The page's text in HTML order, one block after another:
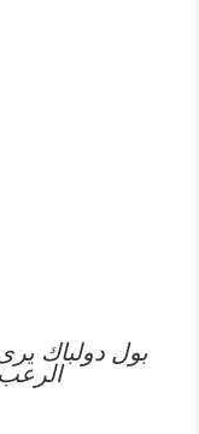
بول دولباك